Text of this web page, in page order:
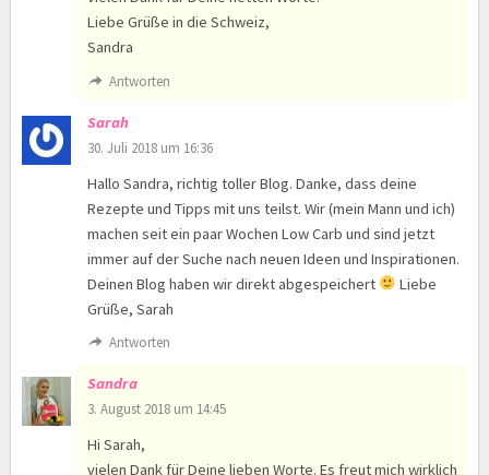
Liebe Grüße in die Schweiz,
Sandra
Antworten
Sarah
30. Juli 2018 um 16:36
Hallo Sandra, richtig toller Blog. Danke, dass deine
Rezepte und Tipps mit uns teilst. Wir (mein Mann und ich)
machen seit ein paar Wochen Low Carb und sind jetzt
immer auf der Suche nach neuen Ideen und Inspirationen.
Deinen Blog haben wir direkt abgespeichert
Liebe
Grüße, Sarah
Antworten
Sandra
3. August 2018 um 14:45
Hi Sarah,
vielen Dank für Deine lieben Worte. Es freut mich wirklich